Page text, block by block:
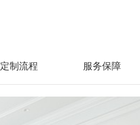
定制流程 服务保障